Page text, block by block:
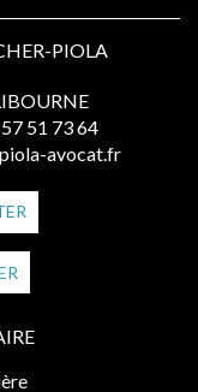
PIOLA
51 73 64
avocat.fr